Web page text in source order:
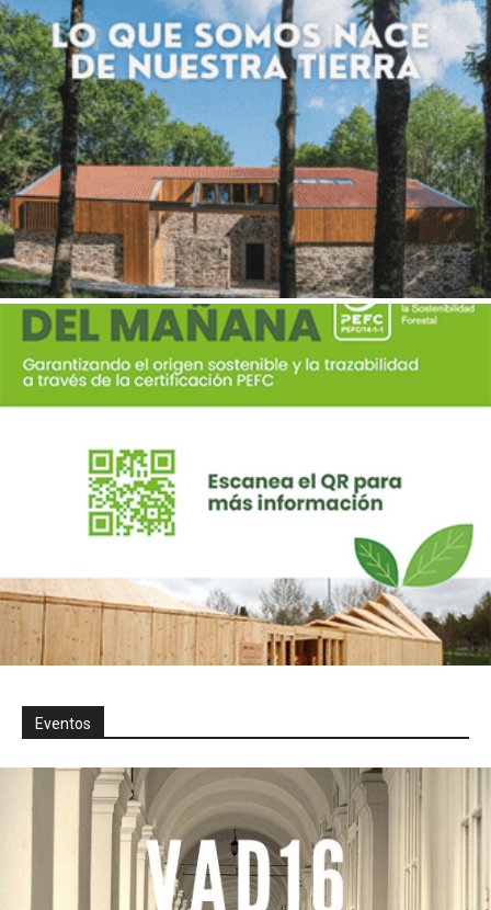
Eventos